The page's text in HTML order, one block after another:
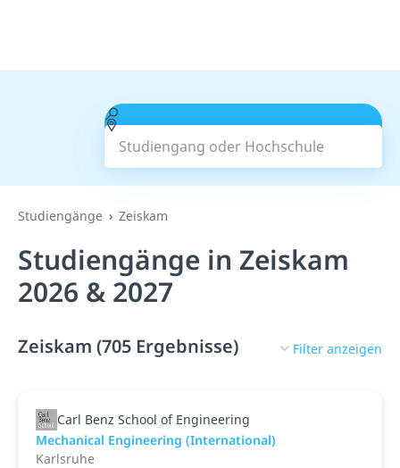
Studiengang oder Hochschule
Suchen
Studiengänge Zeiskam
Studiengänge in Zeiskam
2026 & 2027
Zeiskam (705 Ergebnisse) Filter anzeigen
Carl Benz School of Engineering
Mechanical Engineering (International)
Karlsruhe